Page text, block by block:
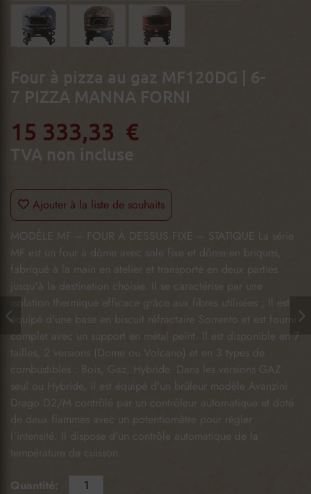
Four à pizza au gaz MF120DG | 6-
7 PIZZA MANNA FORNI
15 333,33 €
TVA non incluse
Ajouter à la liste de souhaits
MODÈLE MF – FOUR À DESSUS FIXE – STATIQUE La série
MF est un four à dôme avec sole fixe et dôme en briques,
fabriqué à la main en atelier et transporté en deux parties
jusqu'à la destination choisie. Il se caractérise par une
isolation thermique efficace grâce aux fibres utilisées ; Il est
équipé d'une base en biscuit réfractaire Sorrento et est fourni
complet avec un support en métal peint. Il est disponible en 7
tailles, 2 versions (Dome ou Volcano) et en 3 types de
combustibles : Bois, Gaz, Hybride. Dans les versions GAZ
seul ou Hybride, il est équipé d'un brûleur modèle Avanzini
Drago D2/M contrôlé par un contrôleur automatique et doté
de deux flammes avec un potentiomètre pour régler
l'intensité. Il dispose d'un contrôle automatique de la
température de cuisson.
Quantité: